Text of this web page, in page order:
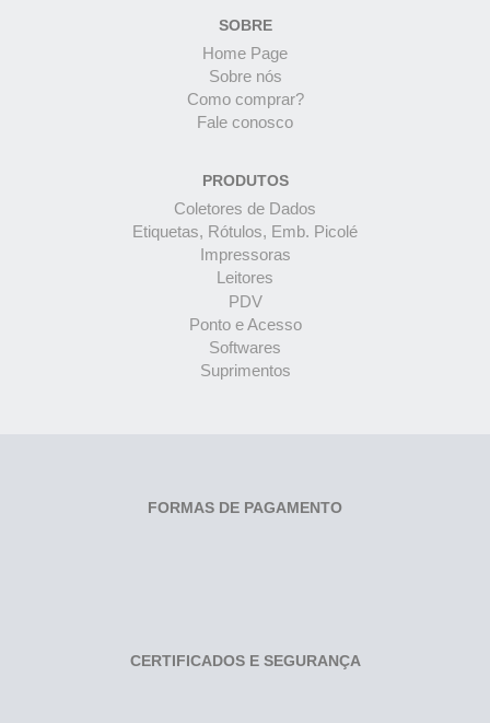
SOBRE
Home Page
Sobre nós
Como comprar?
Fale conosco
PRODUTOS
Coletores de Dados
Etiquetas, Rótulos, Emb. Picolé
Impressoras
Leitores
PDV
Ponto e Acesso
Softwares
Suprimentos
FORMAS DE PAGAMENTO
CERTIFICADOS E SEGURANÇA